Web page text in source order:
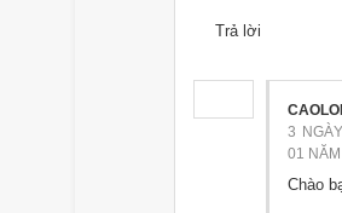
Trả lời
3
01
Chào